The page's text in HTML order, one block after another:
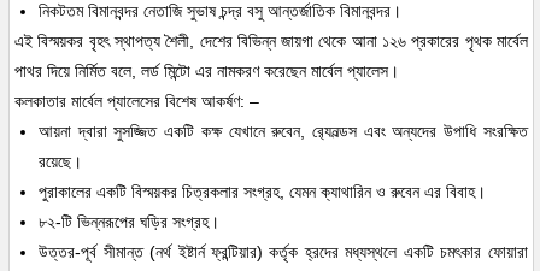
নিকটতম বিমানবন্দর নেতাজি সুভাষ চন্দ্র বসু আন্তর্জাতিক বিমানবন্দর।
এই বিস্ময়কর বৃহৎ স্থাপত্য শৈলী, দেশের বিভিন্ন জায়গা থেকে আনা ১২৬ প্রকারের পৃথক মার্বেল
পাথর দিয়ে নির্মিত বলে, লর্ড মিন্টো এর নামকরণ করেছেন মার্বেল প্যালেস।
কলকাতার মার্বেল প্যালেসের বিশেষ আকর্ষণ: –
আয়না দ্বারা সুসজ্জিত একটি কক্ষ যেখানে রুবেন, র‍্যেনল্ডস এবং অন্যদের উপাধি সংরক্ষিত
রয়েছে।
পুরাকালের একটি বিস্ময়কর চিত্রকলার সংগ্রহ, যেমন ক্যাথারিন ও রুবেন এর বিবাহ।
৮২-টি ভিন্নরূপের ঘড়ির সংগ্রহ।
উত্তর-পূর্ব সীমান্ত (নর্থ ইষ্টার্ন ফ্রন্টিয়ার) কর্তৃক হ্রদের মধ্যস্থলে একটি চমৎকার ফোয়ারা